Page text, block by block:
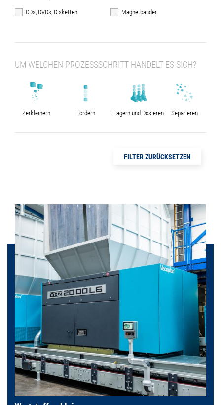
CDs, DVDs, Disketten Magnetbänder
UM WELCHEN PROZESSSCHRITT HANDELT ES SICH?
Zerkleinern Fördern Lagern und Dosieren Separieren